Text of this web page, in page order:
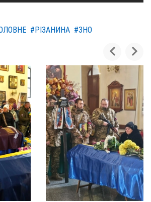
#РІЗАНИНА #ЗНО